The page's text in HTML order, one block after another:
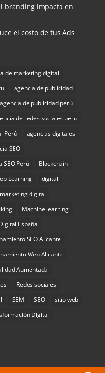
branding impacta en
el costo de tus Ads
de marketing digital
agencia de publicidad
agencia de publicidad perú
de redes sociales peru
Perú
agencias digitales
SEO
SEO Perú
Blockchain
Learning
digital
digital
Machine learning
España
SEO Alicante
Web Alicante
Aumentada
Redes sociales
SEM SEO
sitio web
Digital